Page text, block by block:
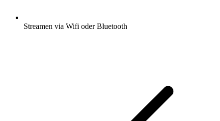
Streamen via Wifi oder Bluetooth